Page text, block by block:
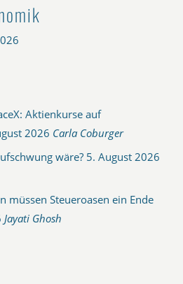
Aktienkurse auf
2026 Carla Coburger
wäre? 5. August 2026
müssen Steueroasen ein Ende
Jayati Ghosh